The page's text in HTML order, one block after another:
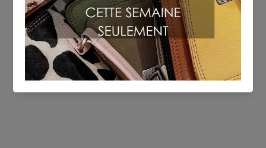
TU POURRAIS AUSSI AIMER